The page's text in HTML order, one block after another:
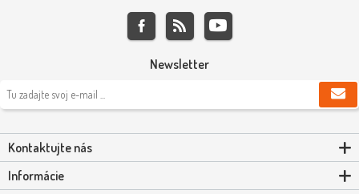
Newsletter
Kontaktujte nás
Informácie